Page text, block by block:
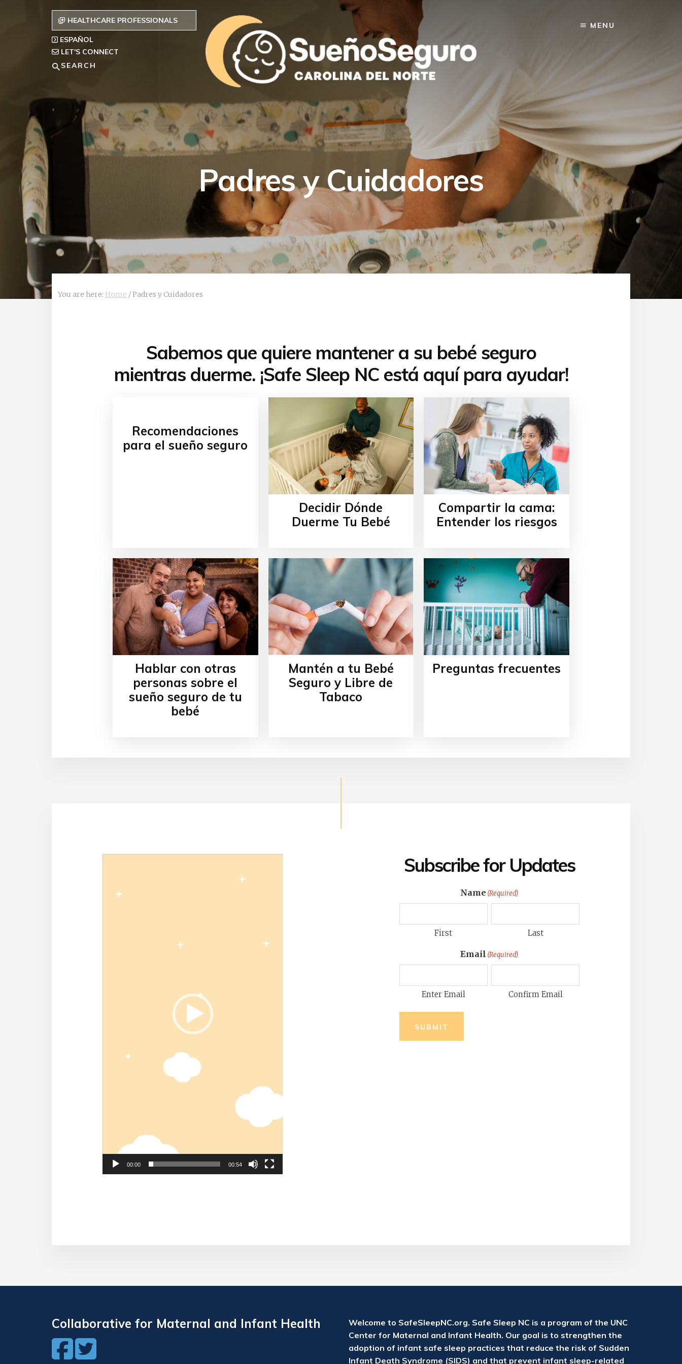
MENU
HEALTHCARE PROFESSIONALS
ESPAÑOL
LET'S CONNECT
Search
Padres y Cuidadores
You are here: Home /Padres y Cuidadores
Sabemos que quiere mantener a su bebé seguro
mientras duerme. ¡Safe Sleep NC está aquí para ayudar!
Recomendaciones
para el sueño seguro
Decidir Dónde
Duerme Tu Bebé
Compartir la cama:
Entender los riesgos
Hablar con otras
personas sobre el
sueño seguro de tu
bebé
Mantén a tu Bebé
Seguro y Libre de
Tabaco
Preguntas frecuentes
00:00 00:54
Subscribe for Updates
Name (Required)
First Last
Email (Required)
Enter Email Confirm Email
SUBMIT
Collaborative for Maternal and Infant Health
Welcome to SafeSleepNC.org. Safe Sleep NC is a program of the UNC
Center for Maternal and Infant Health. Our goal is to strengthen the
adoption of infant safe sleep practices that reduce the risk of Sudden
Infant Death Syndrome (SIDS) and that prevent infant sleep-related